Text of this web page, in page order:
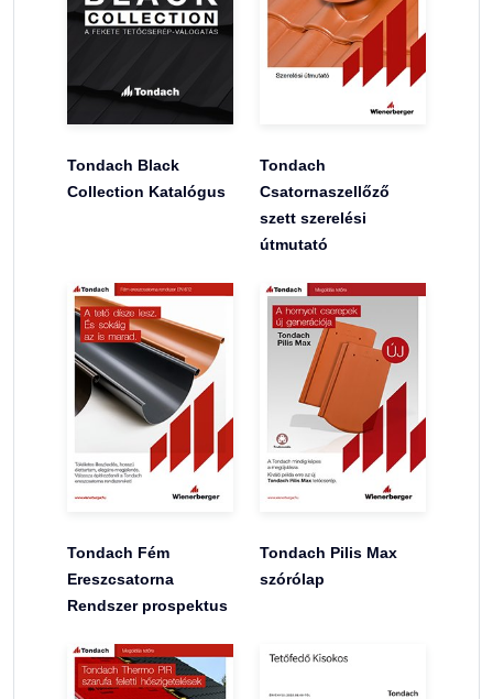
Tondach Black
Collection Katalógus
Tondach
Csatornaszellőző
szett szerelési
útmutató
Tondach Fém
Ereszcsatorna
Rendszer prospektus
Tondach Pilis Max
szórólap